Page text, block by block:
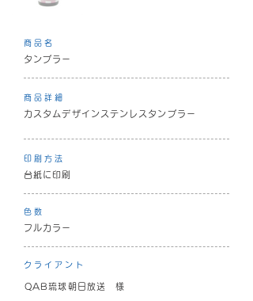
商品名
タンブラー
商品詳細
カスタムデザインステンレスタンブラー
印刷方法
台紙に印刷
色数
フルカラー
クライアント
QAB琉球朝日放送 様